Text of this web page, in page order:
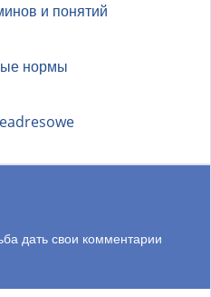
и понятий
нормы
дать свои комментарии